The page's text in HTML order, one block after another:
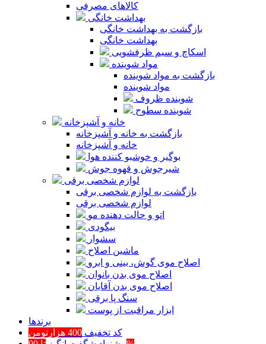
کالاهای مصرفی
بهداشت خانگی
بازگشت به بهداشت خانگی
بهداشت خانگی
اسکاچ و سیم ظرفشویی
مواد شوینده
بازگشت به مواد شوینده
مواد شوینده
شوینده ظروف
شوینده سطوح
خانه و آشپزخانه
بازگشت به خانه و آشپزخانه
خانه و آشپزخانه
بوگیر و خوشبو کننده هوا
شیرجوش و قهوه جوش
لوازم شخصی برقی
بازگشت به لوازم شخصی برقی
لوازم شخصی برقی
اتو و حالت دهنده مو
بیگودی
سشوار
ماشین اصلاح
اصلاح موی گوش، بینی و ابرو
اصلاح موی بدن بانوان
اصلاح موی بدن آقایان
سنگ پا برقی
ابزار مراقبت از پوست
برند‌ها
کد تخفیف 400 هزارتومن